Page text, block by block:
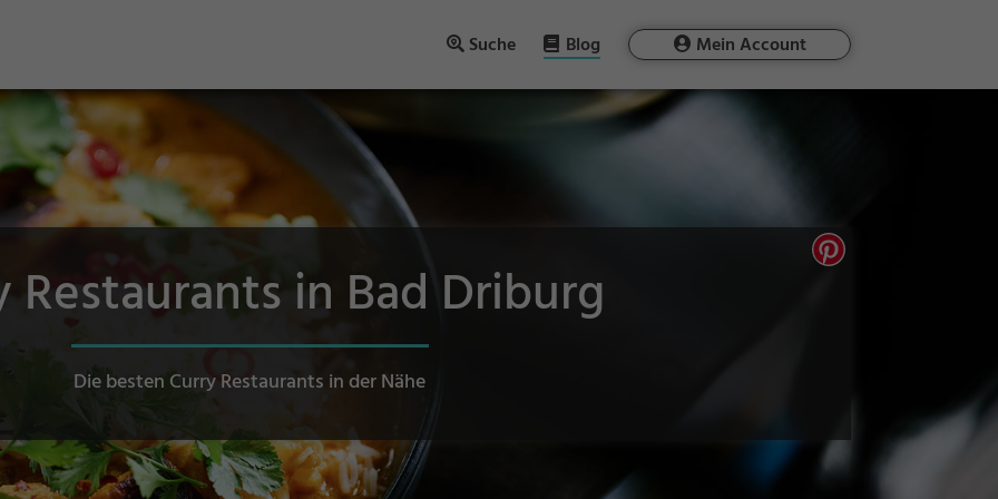
Suche Blog Mein Account
Restaurants in Bad Driburg
Die besten Curry Restaurants in der Nähe